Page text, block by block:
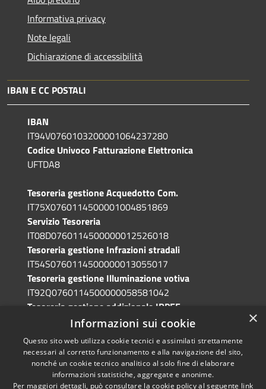
Informativa privacy
Note legali
Dichiarazione di accessibilità
IBAN E CC POSTALI
IBAN
IT94V0760103200001064237280
Codice Univoco Fatturazione Elettronica
UFTDA8
Tesoreria gestione Acquedotto Com.
IT75X0760114500001004851869
Servizio Tesoreria
IT08D0760114500000012526018
Tesoreria gestione Infrazioni stradali
IT54S0760114500000013055017
Tesoreria gestione Illuminazione votiva
IT92Q0760114500000058581042
Tesoreria gestione addizionale IRPEF
IT71A0760114500000086341765
Copyright © 2026 • Comune di
×
Informazioni sui cookie
Questo sito web utilizza cookie tecnici e assimilati strettamente
necessari al corretto funzionamento e alla navigazione del sito,
nonché un cookie tecnico analitico al solo fine di elaborare
informazioni statistiche, aggregate e anonime.
Per maggiori dettagli, può consultare la cookie policy al seguente link